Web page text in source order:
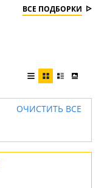
ВСЕ ПОДБОРКИ
ОЧИСТИТЬ ВСЕ